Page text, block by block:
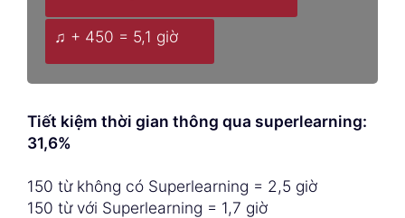
♫ + 450 = 5,1 giờ
Tiết kiệm thời gian thông qua superlearning:
31,6%
150 từ không có Superlearning = 2,5 giờ
150 từ với Superlearning = 1,7 giờ